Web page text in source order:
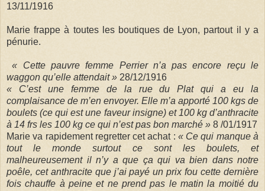
13/11/1916
Marie frappe à toutes les boutiques de Lyon, partout il y a
pénurie.
« Cette pauvre femme Perrier n’a pas encore reçu le
waggon qu’elle attendait » 28/12/1916
« C’est une femme de la rue du Plat qui a eu la
complaisance de m’en envoyer. Elle m’a apporté 100 kgs de
boulets (ce qui est une faveur insigne) et 100 kg d’anthracite
à 14 frs les 100 kg ce qui n’est pas bon marché » 8 /01/1917
Marie va rapidement regretter cet achat : « Ce qui manque à
tout le monde surtout ce sont les boulets, et
malheureusement il n’y a que ça qui va bien dans notre
poêle, cet anthracite que j’ai payé un prix fou cette dernière
fois chauffe à peine et ne prend pas le matin la moitié du